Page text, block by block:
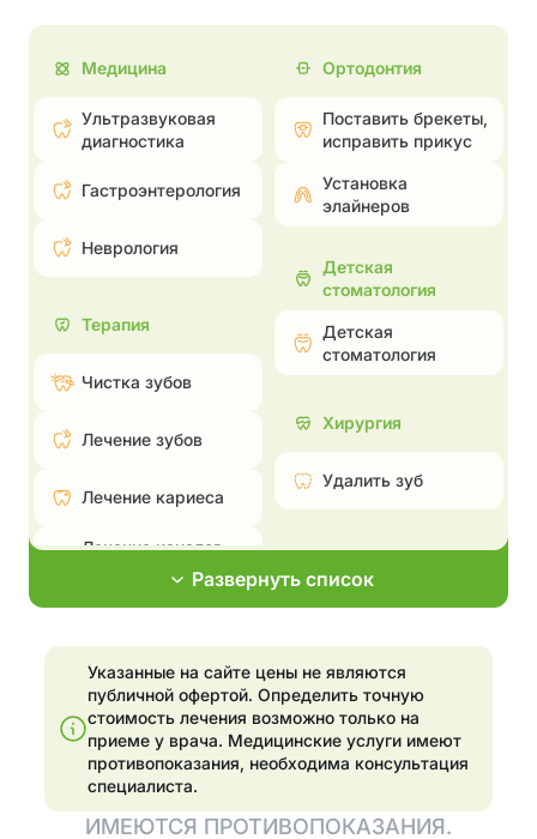
Медицина
Ультразвуковая
диагностика
Гастроэнтерология
Неврология
Терапия
Чистка зубов
Лечение зубов
Лечение кариеса
Лечение каналов —
периодонтита
Эстетические
реставрации
Отбелить зубы
Ортодонтия
Поставить брекеты,
исправить прикус
Установка
элайнеров
Детская
стоматология
Детская
стоматология
Хирургия
Удалить зуб
Эстетическая
стоматология
Поставить брекеты,
Эстетические
реставрации
Отбелить зубы
элайнеров
Развернуть список
Указанные на сайте цены не являются
публичной офертой. Определить точную
стоимость лечения возможно только на
приеме у врача. Медицинские услуги имеют
противопоказания, необходима консультация
специалиста.
ИМЕЮТСЯ ПРОТИВОПОКАЗАНИЯ.